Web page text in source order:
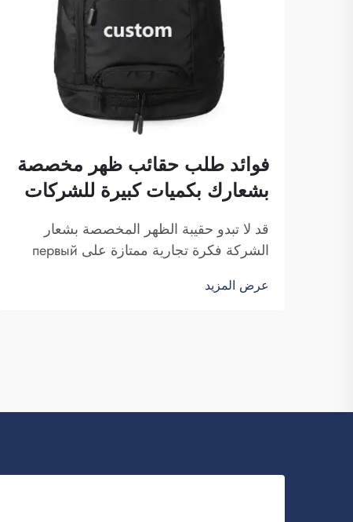
فوائد طلب حقائب ظهر مخصصة
بشعارك بكميات كبيرة للشركات
قد لا تبدو حقيبة الظهر المخصصة بشعار
الشركة فكرة تجارية ممتازة على первый
التميز. شركة فوزهو سايبلانغ للتجارة هي
عرض المزيد